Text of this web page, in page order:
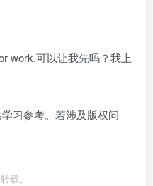
work.可以让我先吗？我上
习参考。若涉及版权问
载。